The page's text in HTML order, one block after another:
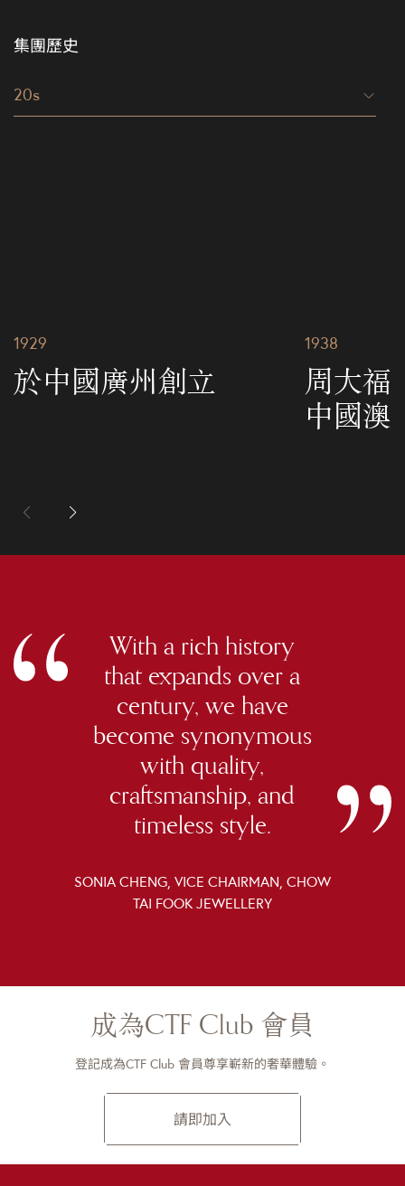
集團歷史
20s
1929
於中國廣州創立
1938
周大福
中國澳
With a rich history
that expands over a
century, we have
become synonymous
with quality,
craftsmanship, and
timeless style.
SONIA CHENG, VICE CHAIRMAN, CHOW
TAI FOOK JEWELLERY
成為CTF Club 會員
登記成為CTF Club 會員尊享嶄新的奢華體驗。
請即加入